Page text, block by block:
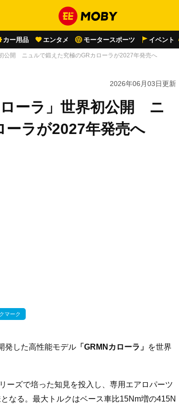
カー用品 エンタメ モータースポーツ イベント
公開 ニュルで鍛えた究極のGRカローラが2027年発売へ
2026年06月03日更新
ーラ」世界初公開 ニ
ーラが2027年発売へ
マーク
発した高性能モデル 「GRMNカローラ」 を世界
ーズで培った知見を投入し、専用エアロパーツ
なる。最大トルクはベース車比15Nm増の415N